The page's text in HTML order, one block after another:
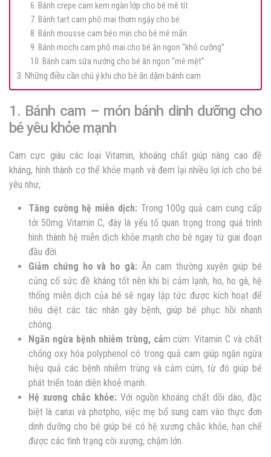
6. Bánh crepe cam kem ngàn lớp cho bé mê tít
7. Bánh tart cam phô mai thơm ngậy cho bé
8. Bánh mousse cam béo mịn cho bé mê mẩn
9. Bánh mochi cam phô mai cho bé ăn ngon “khó cưỡng”
10. Bánh cam sữa nướng cho bé ăn ngon “mê mệt”
3. Những điều cần chú ý khi cho bé ăn dặm bánh cam
1. Bánh cam – món bánh dinh dưỡng cho
bé yêu khỏe mạnh
Cam cực giàu các loại Vitamin, khoáng chất giúp nâng cao đề
kháng, hình thành cơ thể khỏe mạnh và đem lại nhiều lợi ích cho bé
yêu như,:
Tăng cường hệ miễn dịch: Trong 100g quả cam cung cấp
tới 50mg Vitamin C, đây là yếu tố quan trọng trong quá trình
hình thành hệ miễn dịch khỏe mạnh cho bé ngay từ giai đoạn
đầu đời.
Giảm chứng ho và ho gà: Ăn cam thường xuyên giúp bé
củng cố sức đề kháng tốt nên khi bị cảm lạnh, ho, ho gà, hệ
thống miễn dịch của bé sẽ ngay lập tức được kích hoạt để
tiêu diệt các tác nhân gây bệnh, giúp bé phục hồi nhanh
chóng.
Ngăn ngừa bệnh nhiễm trùng, cảm cúm: Vitamin C và chất
chống oxy hóa polyphenol có trong quả cam giúp ngăn ngừa
hiệu quả các bệnh nhiễm trùng và cảm cúm, từ đó giúp bé
phát triển toàn diện khoẻ mạnh.
Hệ xương chắc khỏe: Với nguồn khoáng chất dồi dào, đặc
biệt là canxi và photpho, việc mẹ bổ sung cam vào thực đơn
dinh dưỡng cho bé giúp bé có hệ xương chắc khỏe, hạn chế
được các tình trạng còi xương, chậm lớn.